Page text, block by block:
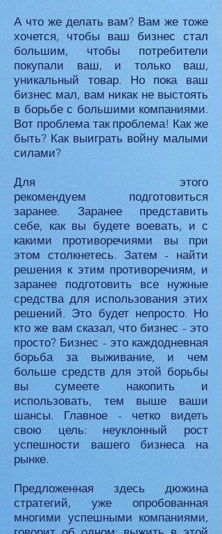
А что же делать вам? Вам же тоже
хочется, чтобы ваш бизнес стал
большим, чтобы потребители
покупали ваш, и только ваш,
уникальный товар. Но пока ваш
бизнес мал, вам никак не выстоять
в борьбе с большими компаниями.
Вот проблема так проблема! Как же
быть? Как выиграть войну малыми
силами?
Для этого
рекомендуем подготовиться
заранее. Заранее представить
себе, как вы будете воевать, и с
какими противоречиями вы при
этом столкнетесь. Затем - найти
решения к этим противоречиям, и
заранее подготовить все нужные
средства для использования этих
решений. Это будет непросто. Но
кто же вам сказал, что бизнес - это
просто? Бизнес - это каждодневная
борьба за выживание, и чем
больше средств для этой борьбы
вы сумеете накопить и
использовать, тем выше ваши
шансы. Главное - четко видеть
свою цель: неуклонный рост
успешности вашего бизнеса на
рынке.
Предложенная здесь дюжина
стратегий, уже опробованная
многими успешными компаниями,